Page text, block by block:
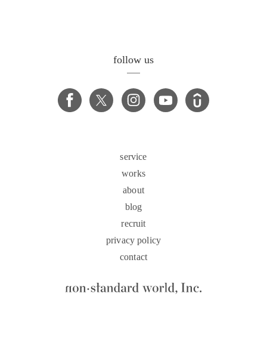
follow us
service
works
about
blog
recruit
privacy policy
contact